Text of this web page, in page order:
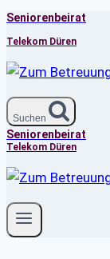
Zum
Inhalt
springen
Seniorenbeirat
Telekom Düren
Suchen
Seniorenbeirat
Telekom Düren